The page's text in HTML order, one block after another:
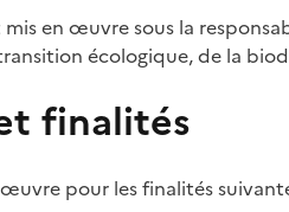
mis en œuvre sous la
écologique, de la
finalités
pour les finalités